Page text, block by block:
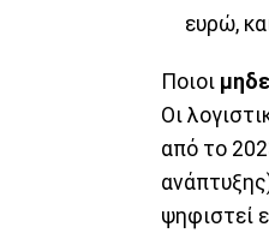
ευρώ,
Ποιοι
Οι
από το
ψηφιστεί